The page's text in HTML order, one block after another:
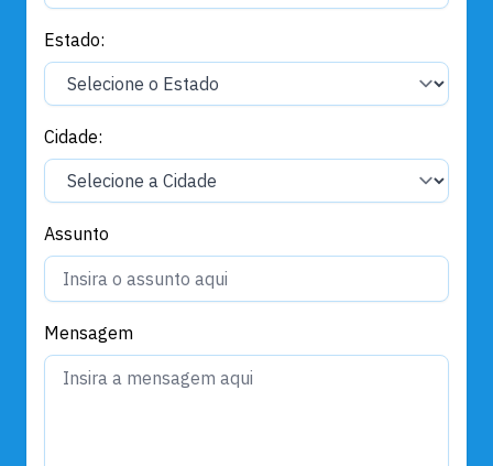
Estado:
Cidade:
Assunto
Mensagem